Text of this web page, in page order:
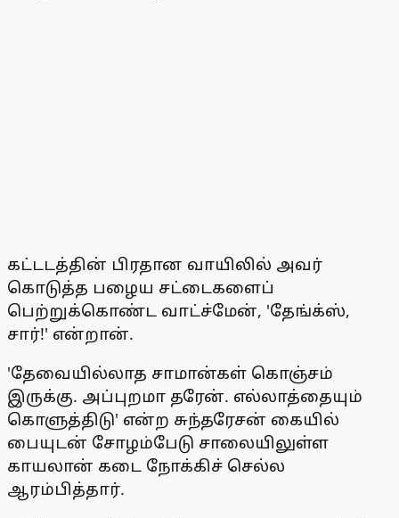
கட்டடத்தின் பிரதான வாயிலில் அவர்
கொடுத்த பழைய சட்டைகளைப்
பெற்றுக்கொண்ட வாட்ச்மேன், 'தேங்க்ஸ்,
சார்!' என்றான்.
'தேவையில்லாத சாமான்கள் கொஞ்சம்
இருக்கு. அப்புறமா தரேன். எல்லாத்தையும்
கொளுத்திடு' என்ற சுந்தரேசன் கையில்
பையுடன் சோழம்பேடு சாலையிலுள்ள
காயலான் கடை நோக்கிச் செல்ல
ஆரம்பித்தார்.